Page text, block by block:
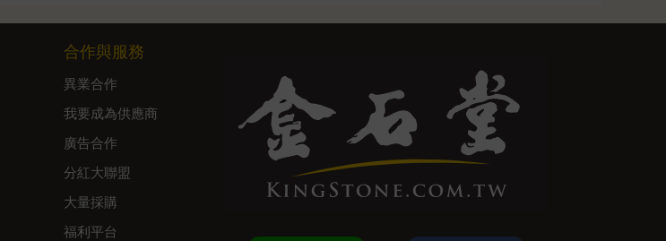
合作與服務
異業合作
我要成為供應商
廣告合作
分紅大聯盟
大量採購
福利平台